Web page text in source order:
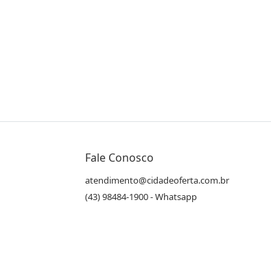
do Cidade Oferta no seuFale Conosco
atendimento@cidadeoferta.com.br
(43) 98484-1900 - Whatsapp